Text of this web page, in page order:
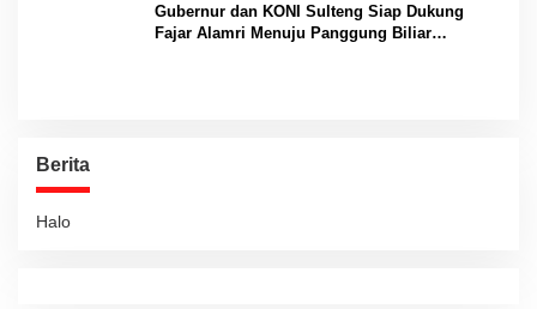
Gubernur dan KONI Sulteng Siap Dukung
Fajar Alamri Menuju Panggung Biliar
Berita
Halo